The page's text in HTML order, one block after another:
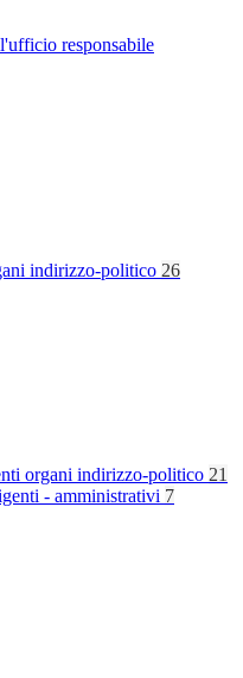
responsabile
indirizzo-politico 26
organi indirizzo-politico 21
- amministrativi 7